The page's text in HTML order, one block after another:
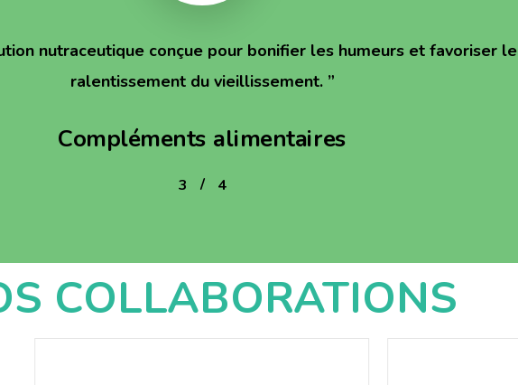
nutraceutique conçue pour bonifier les humeurs et favoriser le
ralentissement du vieillissement. ”
Compléments alimentaires
3 4
/ 4
COLLABORATIONS